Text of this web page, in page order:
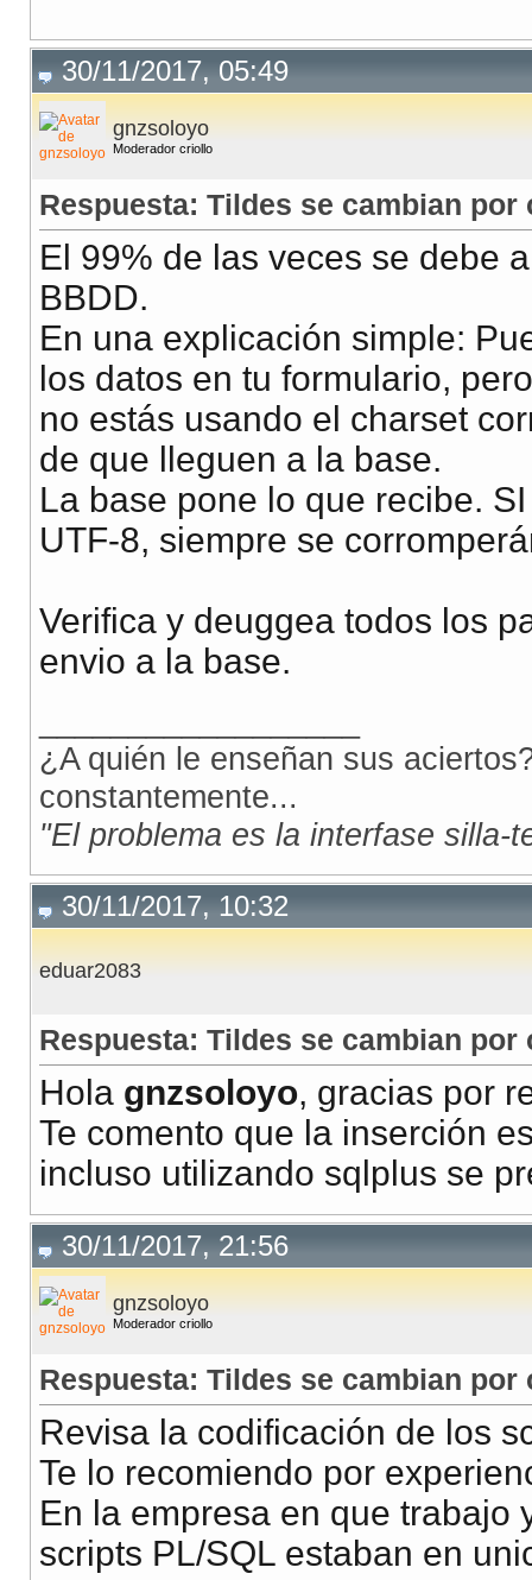
30/11/2017, 05:49
gnzsoloyo
Moderador criollo
Respuesta: Tildes se cambian
El 99% de las veces se debe
BBDD.
En una explicación simple:
los datos en tu formulario,
no estás usando el charset
de que lleguen a la base.
La base pone lo que recibe.
UTF-8, siempre se
Verifica y deuggea todos los
envio a la base.
¿A quién le enseñan sus
constantemente...
"El problema es la interfase silla-
30/11/2017, 10:32
eduar2083
Respuesta: Tildes se cambian
Hola gnzsoloyo, gracias por
Te comento que la inserción
incluso utilizando sqlplus se
30/11/2017, 21:56
gnzsoloyo
Moderador criollo
Respuesta: Tildes se cambian
Revisa la codificación de los
Te lo recomiendo por
En la empresa en que trabajo
scripts PL/SQL estaban en